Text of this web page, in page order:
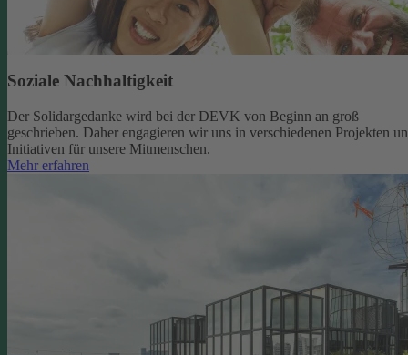
Soziale Nachhaltigkeit
Der Solidargedanke wird bei der DEVK von Beginn an groß
geschrieben. Daher engagieren wir uns in verschiedenen Projekten
Initiativen für unsere Mitmenschen.
Mehr erfahren